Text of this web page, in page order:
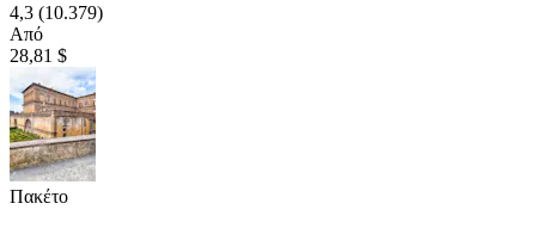
4,3 (10.379)
Από
28,81 $
Πακέτο